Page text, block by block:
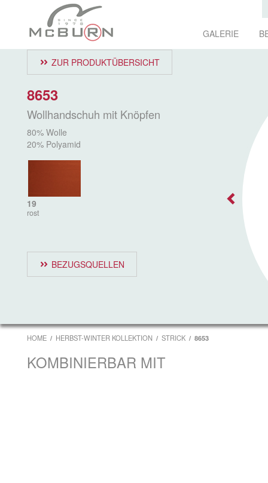
GALERIE
ZUR PRODUKTÜBERSICHT
8653
Wollhandschuh mit Knöpfen
80% Wolle
20% Polyamid
19
rost
BEZUGSQUELLEN
HOME HERBST-WINTER KOLLEKTION STRICK 8653
KOMBINIERBAR MIT